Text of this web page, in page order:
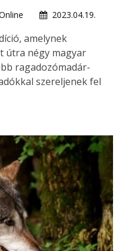
2023.04.19.
amelynek
útra négy magyar
ragadozómadár-
szereljenek fel